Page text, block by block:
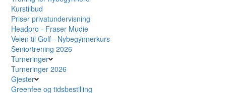
Kurstilbud
Priser privatundervisning
Headpro - Fraser Mudie
Veien til Golf - Nybegynnerkurs
Seniortrening 2026
Turneringer
Turneringer 2026
Gjester
Greenfee og tidsbestilling